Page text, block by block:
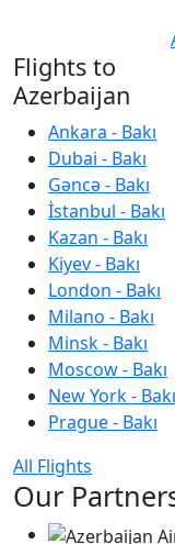
Flights to
Azerbaijan
Ankara - Bakı
Dubai - Bakı
Gəncə - Bakı
İstanbul - Bakı
Kazan - Bakı
Kiyev - Bakı
London - Bakı
Milano - Bakı
Minsk - Bakı
Moscow - Bakı
New York - Bakı
Prague - Bakı
All Flights
Our